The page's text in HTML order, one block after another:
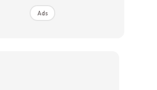
dapatkan bukti tempahan hotel dan
tempahan sekiranya anda ingin
Ads